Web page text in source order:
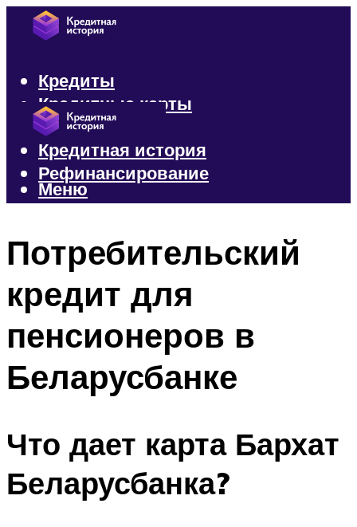
Кредиты
Кредитные карты
Микрозаймы
Кредитная история
Рефинансирование
Меню
Потребительский
кредит для
пенсионеров в
Беларусбанке
Что дает карта Бархат
Беларусбанка?